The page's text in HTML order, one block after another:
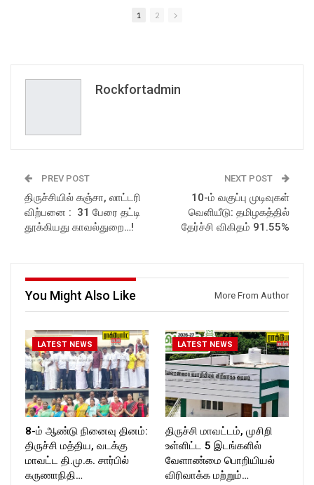
ROCKFORT TIMES for NEW
the Subscribe button! Stay
Website :
Subscribe:
https://www.youtube.com/@r
ockforttimes
Like us on:
Follow us on:
https://www.instagram.com/ro
ckforttimes/
Follow us on:
T_TIMES
the Subscribe button! Stay
Subscribe:
https://www.youtube.com/@r
ockforttimes
Like us on:
Follow us on:
Follow us on:
T_TIMES
1 2
Rockfortadmin
PREV POST
திருச்சியில் கஞ்சா, லாட்டரி
விற்பனை : 31 பேரை தட்டி
தூக்கியது காவல்துறை…!
NEXT POST
10-ம் வகுப்பு முடிவுகள்
வெளியீடு: தமிழகத்தில்
தேர்ச்சி விகிதம் 91.55%
You Might Also Like More From Author
LATEST NEWS
8-ம் ஆண்டு நினைவு தினம்:
திருச்சி மத்திய, வடக்கு
மாவட்ட தி.மு.க. சார்பில்
கருணாநிதி…
LATEST NEWS
திருச்சி மாவட்டம், முசிறி
உள்ளிட்ட 5 இடங்களில்
வேளாண்மை பொறியியல்
விரிவாக்க மற்றும்…